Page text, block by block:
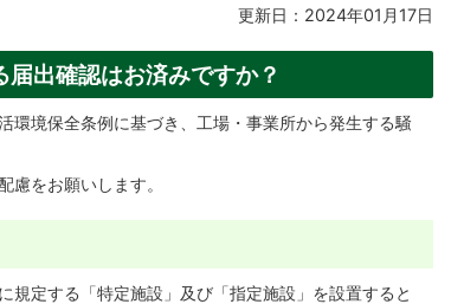
更新日：2024年01月17日
届出確認はお済みですか？
環境保全条例に基づき、工場・事業所から発生する騒
慮をお願いします。
定する「特定施設」及び「指定施設」を設置すると